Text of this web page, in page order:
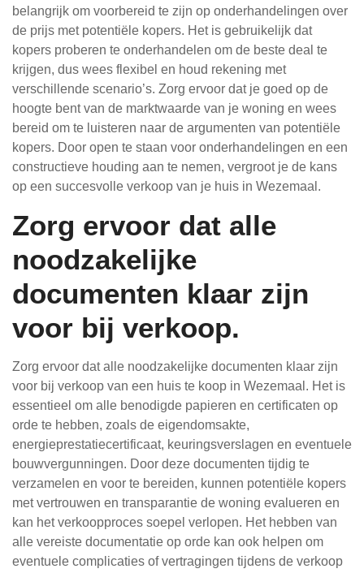
belangrijk om voorbereid te zijn op onderhandelingen over
de prijs met potentiële kopers. Het is gebruikelijk dat
kopers proberen te onderhandelen om de beste deal te
krijgen, dus wees flexibel en houd rekening met
verschillende scenario’s. Zorg ervoor dat je goed op de
hoogte bent van de marktwaarde van je woning en wees
bereid om te luisteren naar de argumenten van potentiële
kopers. Door open te staan voor onderhandelingen en een
constructieve houding aan te nemen, vergroot je de kans
op een succesvolle verkoop van je huis in Wezemaal.
Zorg ervoor dat alle
noodzakelijke
documenten klaar zijn
voor bij verkoop.
Zorg ervoor dat alle noodzakelijke documenten klaar zijn
voor bij verkoop van een huis te koop in Wezemaal. Het is
essentieel om alle benodigde papieren en certificaten op
orde te hebben, zoals de eigendomsakte,
energieprestatiecertificaat, keuringsverslagen en eventuele
bouwvergunningen. Door deze documenten tijdig te
verzamelen en voor te bereiden, kunnen potentiële kopers
met vertrouwen en transparantie de woning evalueren en
kan het verkoopproces soepel verlopen. Het hebben van
alle vereiste documentatie op orde kan ook helpen om
eventuele complicaties of vertragingen tijdens de verkoop